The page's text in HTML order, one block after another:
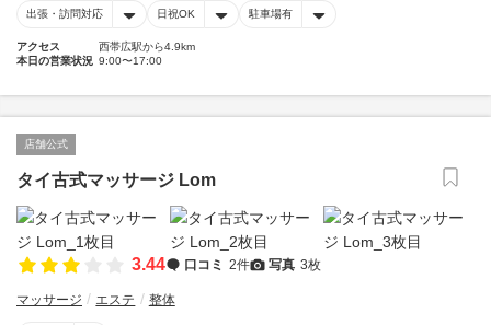
出張・訪問対応 日祝OK 駐車場有
アクセス
西帯広駅から4.9km
本日の営業状況 9:00〜17:00
店舗公式
タイ古式マッサージ Lom
3.44 口コミ 2件 写真 3枚
マッサージ エステ 整体